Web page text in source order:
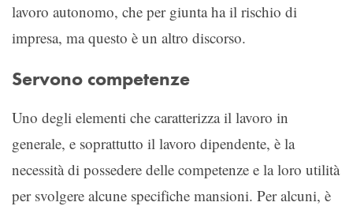
lavoro autonomo, che per giunta ha il rischio di
impresa, ma questo è un altro discorso.
Servono competenze
Uno degli elementi che caratterizza il lavoro in
generale, e soprattutto il lavoro dipendente, è la
necessità di possedere delle competenze e la loro utilità
per svolgere alcune specifiche mansioni. Per alcuni, è